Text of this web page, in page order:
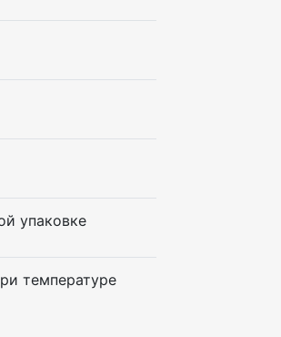
упаковке
температуре